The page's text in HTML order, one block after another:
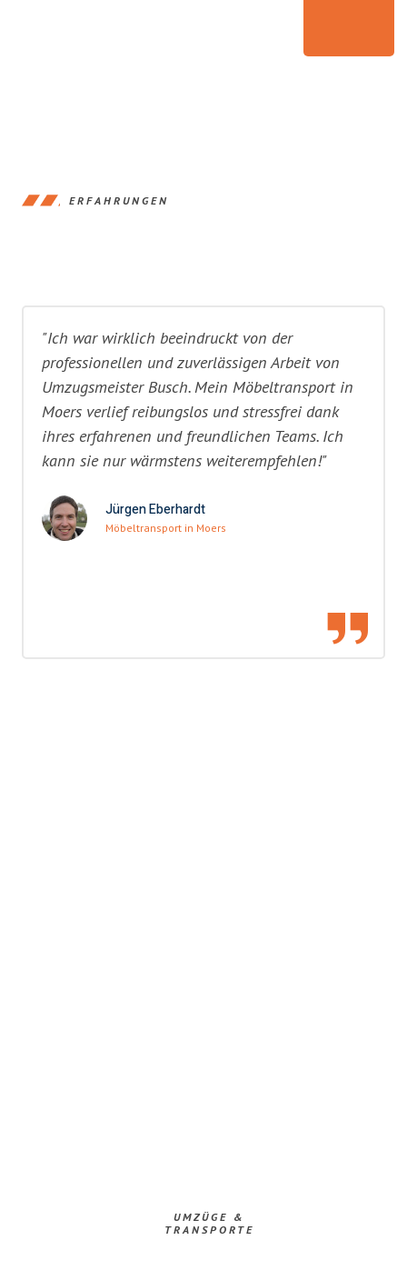
ERFAHRUNGEN
"Ich war wirklich beeindruckt von der
professionellen und zuverlässigen Arbeit von
Umzugsmeister Busch. Mein Möbeltransport in
Moers verlief reibungslos und stressfrei dank
ihres erfahrenen und freundlichen Teams. Ich
kann sie nur wärmstens weiterempfehlen!"
Jürgen Eberhardt
Möbeltransport in Moers
UMZÜGE &
TRANSPORTE